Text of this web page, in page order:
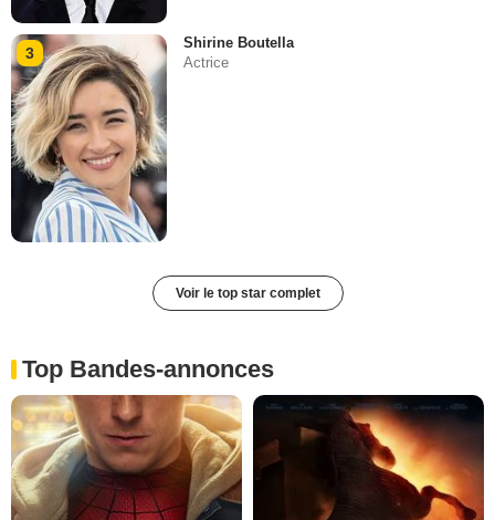
3
Shirine Boutella
Actrice
Voir le top star complet
Top Bandes-annonces